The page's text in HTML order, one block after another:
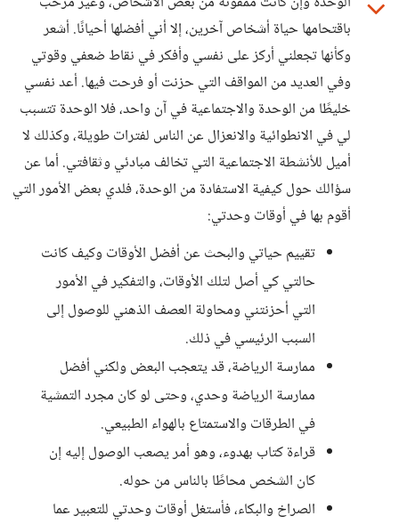
باقتحامها حياة أشخاص آخرين، إلا أني أفضلها أحيانًا. أشعر
وكأنها تجعلني أركز على نفسي وأفكر في نقاط ضعفي وقوتي
وفي العديد من المواقف التي حزنت أو فرحت فيها. أعد نفسي
خليطًا من الوحدة والاجتماعية في آن واحد، فلا الوحدة تتسبب
لي في الانطوائية والانعزال عن الناس لفترات طويلة، وكذلك لا
أميل للأنشطة الاجتماعية التي تخالف مبادئي وثقافتي. أما عن
سؤالك حول كيفية الاستفادة من الوحدة، فلدي بعض الأمور التي
أقوم بها في أوقات وحدتي:
تقييم حياتي والبحث عن أفضل الأوقات وكيف كانت
حالتي كي أصل لتلك الأوقات، والتفكير في الأمور
التي أحزنتني ومحاولة العصف الذهني للوصول إلى
السبب الرئيسي في ذلك.
ممارسة الرياضة، قد يتعجب البعض ولكني أفضل
ممارسة الرياضة وحدي، وحتى لو كان مجرد التمشية
في الطرقات والاستمتاع بالهواء الطبيعي.
قراءة كتاب بهدوء، وهو أمر يصعب الوصول إليه إن
كان الشخص محاطًا بالناس من حوله.
الصراخ والبكاء، فأستغل أوقات وحدتي للتعبير عما